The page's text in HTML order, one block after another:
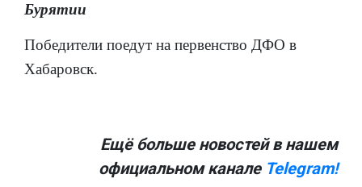
Бурятии
Победители поедут на первенство ДФО в
Хабаровск.
Ещё больше новостей в нашем
официальном канале Telegram!